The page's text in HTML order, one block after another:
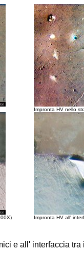
Impronta HV nello
Impronta HV all'
e all' interfaccia